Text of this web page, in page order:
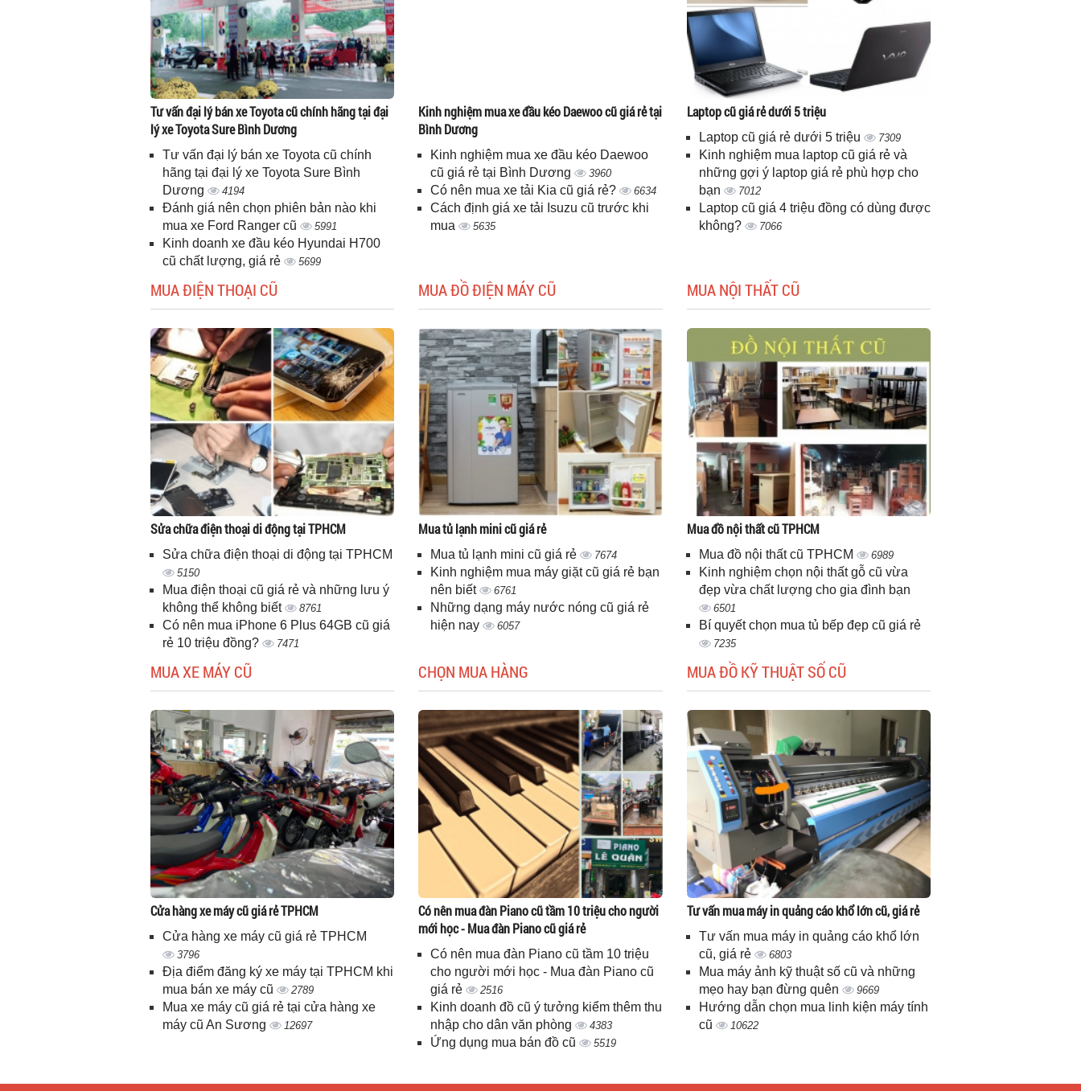
Tư vấn đại lý bán xe Toyota cũ chính hãng tại đại
lý xe Toyota Sure Bình Dương
Tư vấn đại lý bán xe Toyota cũ chính
hãng tại đại lý xe Toyota Sure Bình
Dương
4194
Đánh giá nên chọn phiên bản nào khi
mua xe Ford Ranger cũ
5991
Kinh doanh xe đầu kéo Hyundai H700
cũ chất lượng, giá rẻ
5699
Kinh nghiệm mua xe đầu kéo Daewoo cũ giá rẻ tại
Bình Dương
Kinh nghiệm mua xe đầu kéo Daewoo
cũ giá rẻ tại Bình Dương
3960
Có nên mua xe tải Kia cũ giá rẻ? 6634
Cách định giá xe tải Isuzu cũ trước khi
mua
5635
Laptop cũ giá rẻ dưới 5 triệu
Laptop cũ giá rẻ dưới 5 triệu 7309
Kinh nghiệm mua laptop cũ giá rẻ và
những gợi ý laptop giá rẻ phù hợp cho
bạn
7012
Laptop cũ giá 4 triệu đồng có dùng được
không?
7066
MUA ĐIỆN THOẠI CŨ
Sửa chữa điện thoại di động tại TPHCM
Sửa chữa điện thoại di động tại TPHCM
5150
Mua điện thoại cũ giá rẻ và những lưu ý
không thể không biết
8761
Có nên mua iPhone 6 Plus 64GB cũ giá
rẻ 10 triệu đồng?
7471
MUA ĐỒ ĐIỆN MÁY CŨ
Mua tủ lạnh mini cũ giá rẻ
Mua tủ lạnh mini cũ giá rẻ 7674
Kinh nghiệm mua máy giặt cũ giá rẻ bạn
nên biết
6761
Những dạng máy nước nóng cũ giá rẻ
hiện nay
6057
MUA NỘI THẤT CŨ
Mua đồ nội thất cũ TPHCM
Mua đồ nội thất cũ TPHCM 6989
Kinh nghiệm chọn nội thất gỗ cũ vừa
đẹp vừa chất lượng cho gia đình bạn
6501
Bí quyết chọn mua tủ bếp đẹp cũ giá rẻ
7235
MUA XE MÁY CŨ
Cửa hàng xe máy cũ giá rẻ TPHCM
Cửa hàng xe máy cũ giá rẻ TPHCM
3796
Địa điểm đăng ký xe máy tại TPHCM khi
mua bán xe máy cũ
2789
Mua xe máy cũ giá rẻ tại cửa hàng xe
máy cũ An Sương
12697
CHỌN MUA HÀNG
Có nên mua đàn Piano cũ tầm 10 triệu cho người
mới học - Mua đàn Piano cũ giá rẻ
Có nên mua đàn Piano cũ tầm 10 triệu
cho người mới học - Mua đàn Piano cũ
giá rẻ
2516
Kinh doanh đồ cũ ý tưởng kiểm thêm thu
nhập cho dân văn phòng
4383
Ứng dụng mua bán đồ cũ 5519
MUA ĐỒ KỸ THUẬT SỐ CŨ
Tư vấn mua máy in quảng cáo khổ lớn cũ, giá rẻ
Tư vấn mua máy in quảng cáo khổ lớn
cũ, giá rẻ
6803
Mua máy ảnh kỹ thuật số cũ và những
mẹo hay bạn đừng quên
9669
Hướng dẫn chọn mua linh kiện máy tính
cũ
10622